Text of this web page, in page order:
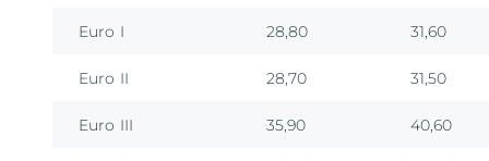
Euro I 28,80 31,60
Euro II 28,70 31,50
Euro III 35,90 40,60